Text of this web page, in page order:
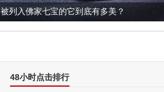
被列入佛家七宝的它到底有多美？
48小时点击排行